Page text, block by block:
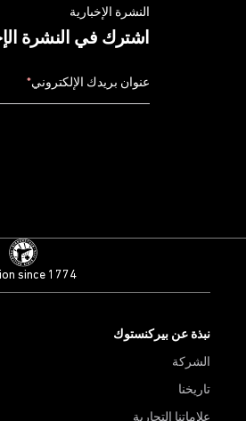
النشرة الإخبارية
اشترك في النشرة
عنوان بريدك الإلكتروني*
since 1774
نبذة عن بيركنستوك
الشركة
تاريخنا
علاماتنا التجارية